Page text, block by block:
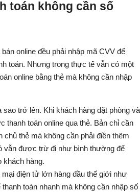
toán không cần số
online đều phải nhập mã CVV để
toán. Nhưng trong thực tế vẫn có một
online bằng thẻ mà không cần nhập
trở lên. Khi khách hàng đặt phòng và
thanh toán online qua thẻ. Bản chỉ cần
chủ thẻ mà không cần phải điền thêm
vẫn được trừ đi như bình thường để
khách hàng.
điện tử lớn hàng đầu thế giới như
toán nhanh mà không cần nhập số